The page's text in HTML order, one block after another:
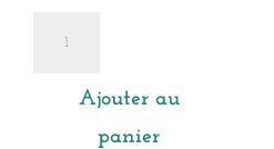
Ajouter au
panier